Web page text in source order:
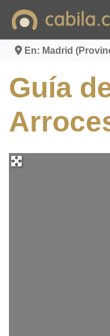
contenido
En: Madrid
Guía